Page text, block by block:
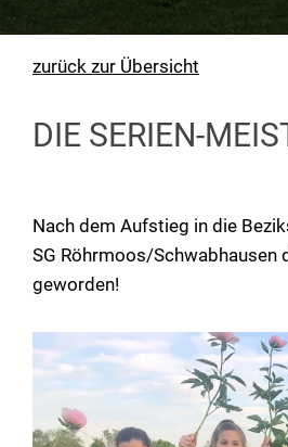
zurück zur Übersicht
DIE SERIEN-
Nach dem Aufstieg in die
SG Röhrmoos/
geworden!